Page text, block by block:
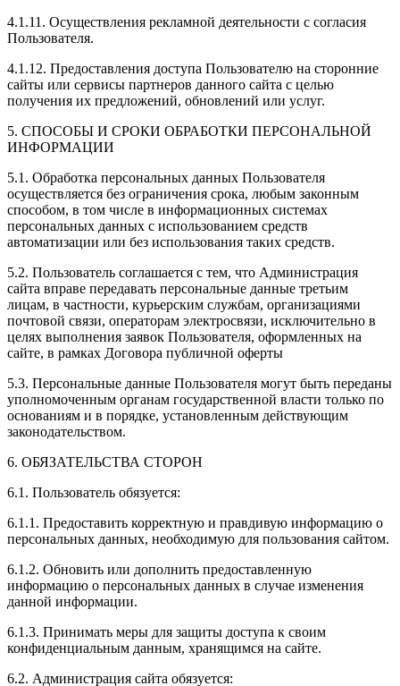
4.1.11. Осуществления рекламной деятельности с согласия
Пользователя.
4.1.12. Предоставления доступа Пользователю на сторонние
сайты или сервисы партнеров данного сайта с целью
получения их предложений, обновлений или услуг.
5. СПОСОБЫ И СРОКИ ОБРАБОТКИ ПЕРСОНАЛЬНОЙ
ИНФОРМАЦИИ
5.1. Обработка персональных данных Пользователя
осуществляется без ограничения срока, любым законным
способом, в том числе в информационных системах
персональных данных с использованием средств
автоматизации или без использования таких средств.
5.2. Пользователь соглашается с тем, что Администрация
сайта вправе передавать персональные данные третьим
лицам, в частности, курьерским службам, организациями
почтовой связи, операторам электросвязи, исключительно в
целях выполнения заявок Пользователя, оформленных на
сайте, в рамках Договора публичной оферты
5.3. Персональные данные Пользователя могут быть переданы
уполномоченным органам государственной власти только по
основаниям и в порядке, установленным действующим
законодательством.
6. ОБЯЗАТЕЛЬСТВА СТОРОН
6.1. Пользователь обязуется:
6.1.1. Предоставить корректную и правдивую информацию о
персональных данных, необходимую для пользования сайтом.
6.1.2. Обновить или дополнить предоставленную
информацию о персональных данных в случае изменения
данной информации.
6.1.3. Принимать меры для защиты доступа к своим
конфиденциальным данным, хранящимся на сайте.
6.2. Администрация сайта обязуется: